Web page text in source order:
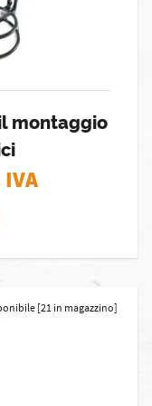
montaggio
[21 in magazzino]